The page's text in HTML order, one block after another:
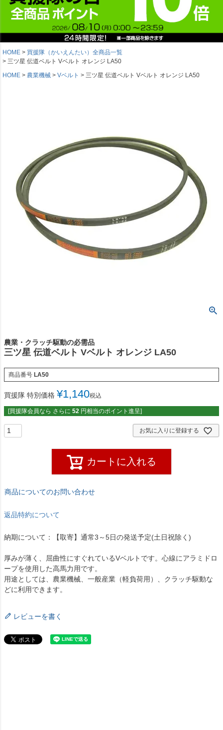
HOME
買援隊（かいえんたい）全商品一覧
三ツ星 伝道ベルト Vベルト オレンジ LA50
HOME
農業機械 Vベルト 三ツ星 伝道ベルト Vベルト オレンジ LA50
農業・クラッチ駆動の必需品
三ツ星 伝道ベルト Vベルト オレンジ LA50
商品番号 LA50
買援隊 特別価格 ¥1,140税込
[買援隊会員なら さらに 52 円相当のポイント進呈]
お気に入りに登録する
カートに入れる
商品についてのお問い合わせ
返品特約について
納期について：【取寄】通常3～5日の発送予定(土日祝除く)
厚みが薄く、屈曲性にすぐれているVベルトです。心線にアラミドロ
ープを使用した高馬力用です。
用途としては、農業機械、一般産業（軽負荷用）、クラッチ駆動な
どに利用できます。
レビューを書く